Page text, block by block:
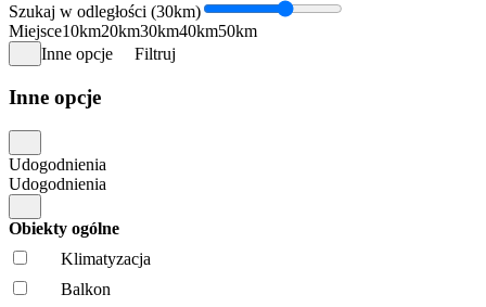
Szukaj w odległości (30km)
Miejsce10km20km30km40km50km
Inne opcje
Filtruj
Inne opcje
Udogodnienia
Udogodnienia
Obiekty ogólne
Klimatyzacja
Balkon